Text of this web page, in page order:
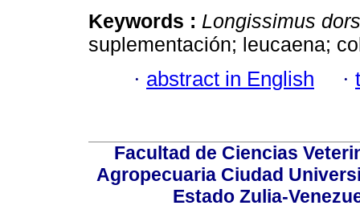
Keywords : Longissimus
suplementación; leucaena;
· abstract in English ·
Facultad de Ciencias
Agropecuaria Ciudad
Estado Zulia-